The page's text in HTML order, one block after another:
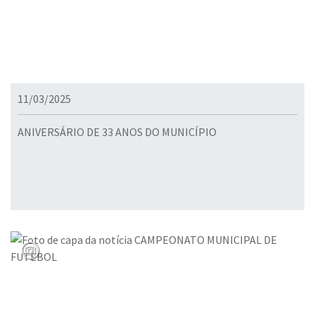
11/03/2025
ANIVERSÁRIO DE 33 ANOS DO MUNICÍPIO